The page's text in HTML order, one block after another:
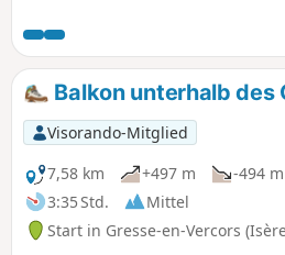
Balkon unterhalb des
Visorando-Mitglied
7,58 km
+497 m
-494 m
3:35 Std.
Mittel
Start in Gresse-en-Vercors